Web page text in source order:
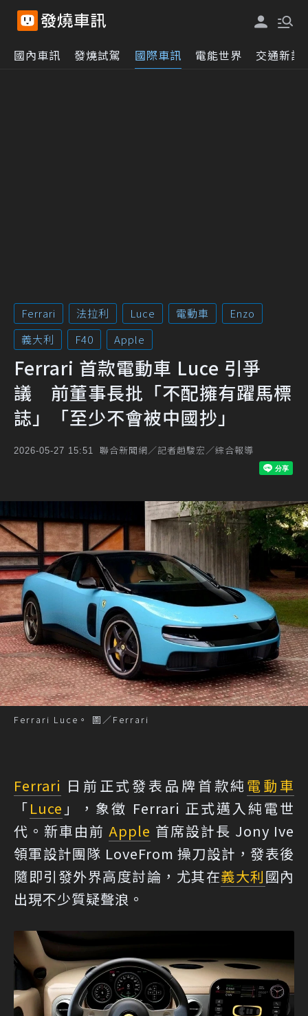
國內車訊 發燒試駕 國際車訊 電能世界 交通新訊
Ferrari 法拉利 Luce 電動車
Enzo
義大利
F40 Apple
Ferrari 首款電動車 Luce 引爭
議 前董事長批「不配擁有躍馬標
誌」「至少不會被中國抄」
2026-05-27 15:51 聯合新聞網／記者趙駿宏／綜合報導
Ferrari Luce。 圖／Ferrari
Ferrari 日前正式發表品牌首款純 電動車
「Luce 」，象徵 Ferrari 正式邁入純電世
代。新車由前Apple 首席設計長 Jony Ive
領軍設計團隊 LoveFrom 操刀設計，發表後
隨即引發外界高度討論，尤其在義大利國內
出現不少質疑聲浪。